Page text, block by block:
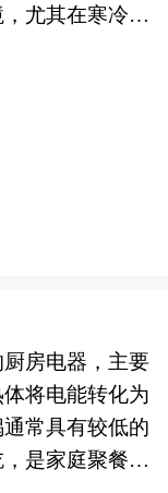
束形成政策合
命与制度创
品互联向全屋
义与场景服
点；绿色化从
化，可循环材
络构成ESG竞
设计"转型，
建设形成互补
转向公共服务
准制定与回收
平台打破行政
尤其在寒冷季
干、除湿等辅
设备，取暖器
便捷性，其工
路径而呈现多
可分为电热
取暖器以电能
如小太阳）或
广泛应用于家
以天然气、液
空气，常见于
风装置以避免
房电器，主要
将电能转化为
常具有较低的
是家庭聚餐或